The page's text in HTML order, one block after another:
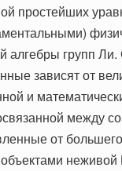
простейших
алгебры групп
зависят от
и
между
от